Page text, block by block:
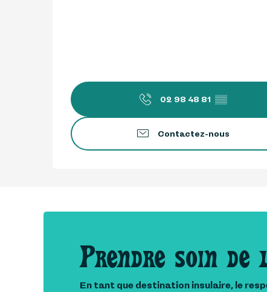
02 98 48 81 ▒▒
Contactez-nous
Prendre soin de
En tant que destination insulaire, le